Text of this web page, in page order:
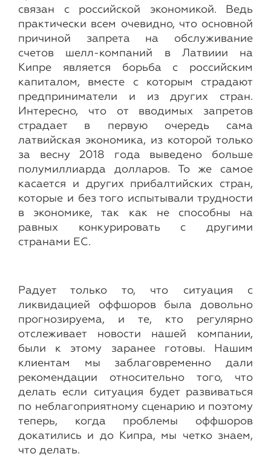
связан с российской экономикой. Ведь
практически всем очевидно, что основной
причиной запрета на обслуживание
счетов шелл-компаний в Латвиии на
Кипре является борьба с российским
капиталом, вместе с которым страдают
предприниматели и из других стран.
Интересно, что от вводимых запретов
страдает в первую очередь сама
латвийская экономика, из которой только
за весну 2018 года выведено больше
полумиллиарда долларов. То же самое
касается и других прибалтийских стран,
которые и без того испытывали трудности
в экономике, так как не способны на
равных конкурировать с другими
странами ЕС.
Радует только то, что ситуация с
ликвидацией оффшоров была довольно
прогнозируема, и те, кто регулярно
отслеживает новости нашей компании,
были к этому заранее готовы. Нашим
клиентам мы заблаговременно дали
рекомендации относительно того, что
делать если ситуация будет развиваться
по неблагоприятному сценарию и поэтому
теперь, когда проблемы оффшоров
докатились и до Кипра, мы четко знаем,
что делать.